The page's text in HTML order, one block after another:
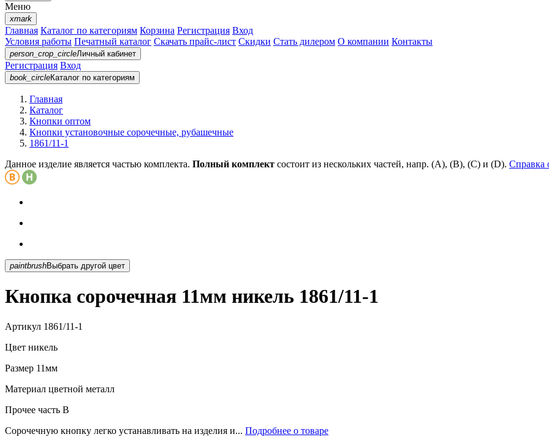
Меню
xmark
Главная Каталог по категориям Корзина Регистрация Вход
Условия работы Печатный каталог Скачать прайс-лист Скидки Стать дилером О компании Контакты
person_crop_circleЛичный кабинет
Регистрация Вход
book_circleКаталог по категориям
Главная
Каталог
Кнопки оптом
Кнопки установочные сорочечные, рубашечные
1861/11-1
Данное изделие является частью комплекта. Полный комплект состоит из нескольких частей, напр. (А), (B), (С) и (D). Справка
paintbrush Выбрать другой цвет
Кнопка сорочечная 11мм никель 1861/11-1
Артикул 1861/11-1
Цвет никель
Размер 11мм
Материал цветной металл
Прочее часть В
Сорочечную кнопку легко устанавливать на изделия и... Подробнее о товаре